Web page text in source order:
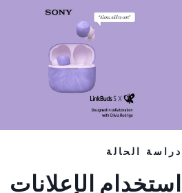
دراسة الحالة
استخدام الإعلانات